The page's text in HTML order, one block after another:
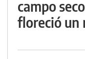
campo
floreció un